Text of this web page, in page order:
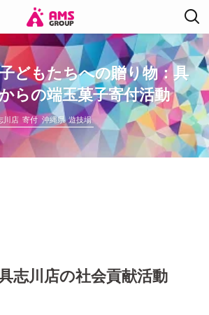
どもたちへの贈り物：具
らの端玉菓子寄付活動
川店 寄付 沖縄県 遊技場
志川店の社会貢献活動